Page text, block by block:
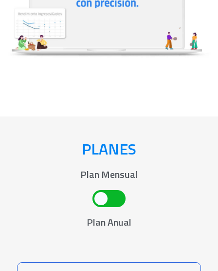
PLANES
Plan Mensual
Plan Anual